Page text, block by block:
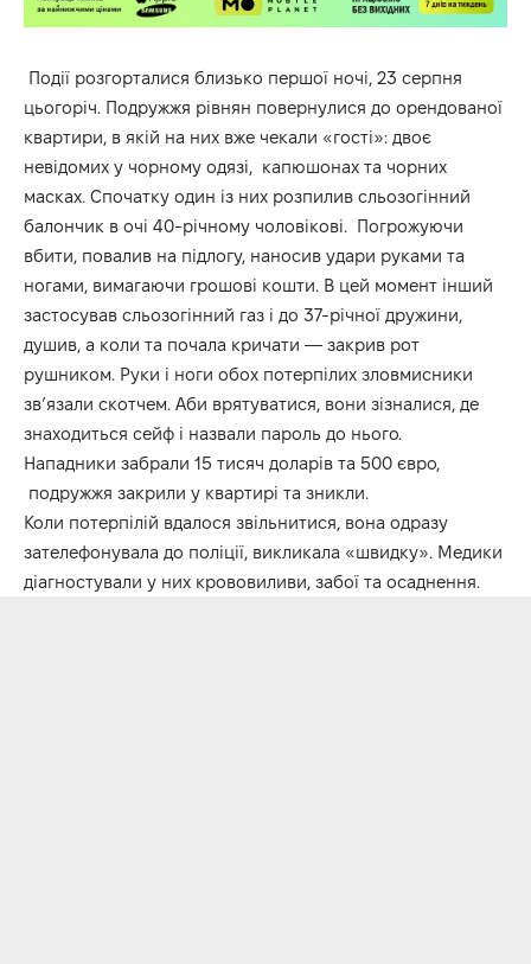
Події розгорталися близько першої ночі, 23 серпня
цьогоріч. Подружжя рівнян повернулися до орендованої
квартири, в якій на них вже чекали «гості»: двоє
невідомих у чорному одязі, капюшонах та чорних
масках. Спочатку один із них розпилив сльозогінний
балончик в очі 40-річному чоловікові. Погрожуючи
вбити, повалив на підлогу, наносив удари руками та
ногами, вимагаючи грошові кошти. В цей момент інший
застосував сльозогінний газ і до 37-річної дружини,
душив, а коли та почала кричати — закрив рот
рушником. Руки і ноги обох потерпілих зловмисники
зв’язали скотчем. Аби врятуватися, вони зізналися, де
знаходиться сейф і назвали пароль до нього.
Нападники забрали 15 тисяч доларів та 500 євро,
подружжя закрили у квартирі та зникли.
Коли потерпілій вдалося звільнитися, вона одразу
зателефонувала до поліції, викликала «швидку». Медики
діагностували у них крововиливи, забої та осаднення.